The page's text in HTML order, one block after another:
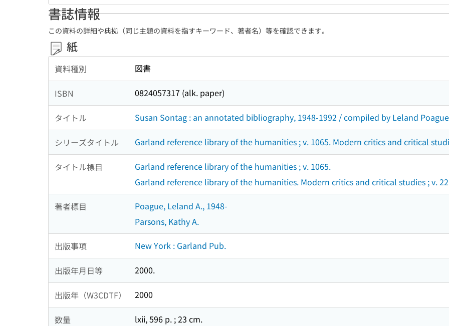
書誌情報
この資料の詳細や典拠（同じ主題の資料を指すキーワード、著者名）等を確認できます。
紙
資料種別 図書
ISBN 0824057317 (alk. paper)
タイトル Susan Sontag : an annotated bibliography, 1948-1992 / compiled by Leland
シリーズタイトル Garland reference library of the humanities ; v. 1065. Modern critics and critical
タイトル標目
Garland reference library of the humanities ; v. 1065.
Garland reference library of the humanities. Modern critics and critical studies ; v.
著者標目
Poague, Leland A., 1948-
Parsons, Kathy A.
出版事項 New York : Garland Pub.
出版年月日等 2000.
出版年（W3CDTF） 2000
数量 lxii, 596 p. ; 23 cm.